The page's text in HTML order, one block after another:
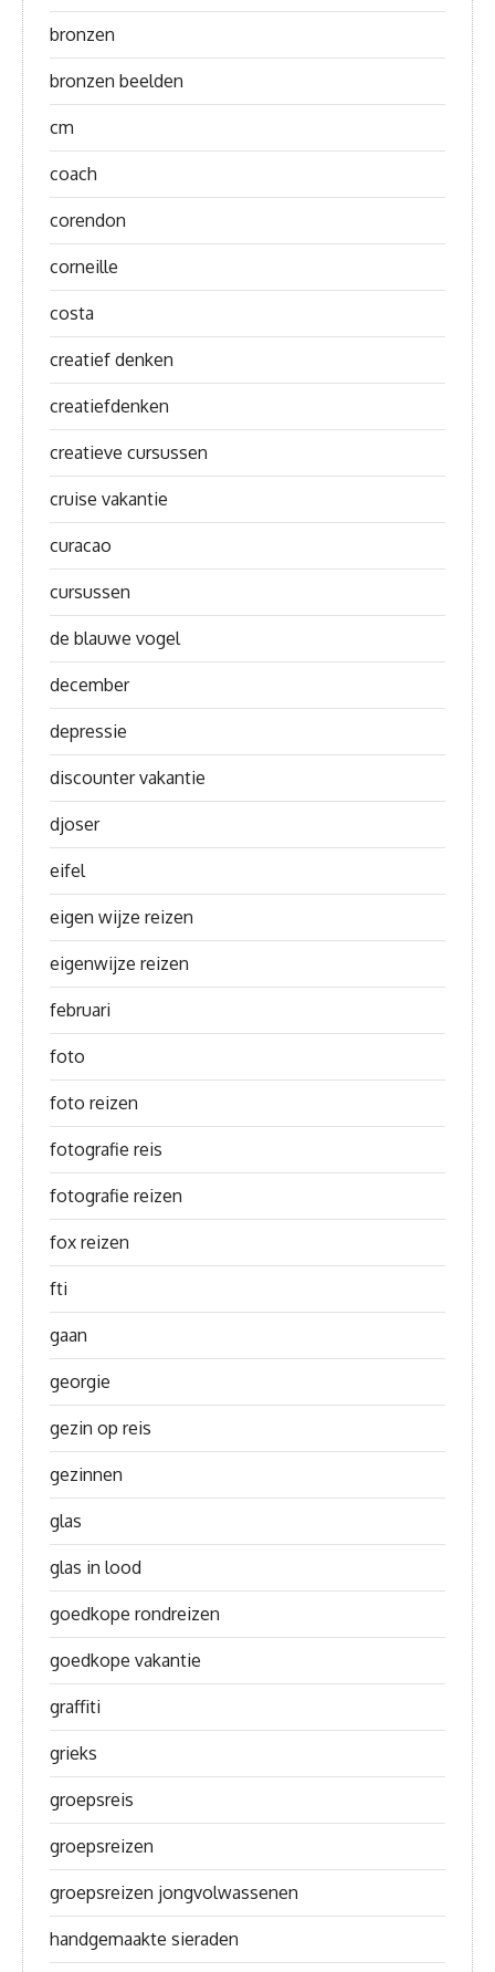
bronzen
bronzen beelden
cm
coach
corendon
corneille
costa
creatief denken
creatiefdenken
creatieve cursussen
cruise vakantie
curacao
cursussen
de blauwe vogel
december
depressie
discounter vakantie
djoser
eifel
eigen wijze reizen
eigenwijze reizen
februari
foto
foto reizen
fotografie reis
fotografie reizen
fox reizen
fti
gaan
georgie
gezin op reis
gezinnen
glas
glas in lood
goedkope rondreizen
goedkope vakantie
graffiti
grieks
groepsreis
groepsreizen
groepsreizen jongvolwassenen
handgemaakte sieraden